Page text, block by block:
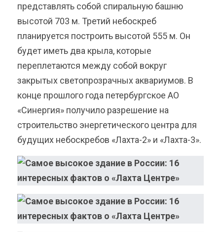
представлять собой спиральную башню
высотой 703 м. Третий небоскреб
планируется построить высотой 555 м. Он
будет иметь два крыла, которые
переплетаются между собой вокруг
закрытых светопрозрачных аквариумов. В
конце прошлого года петербургское АО
«Синергия» получило разрешение на
строительство энергетического центра для
будущих небоскребов «Лахта-2» и «Лахта-3».